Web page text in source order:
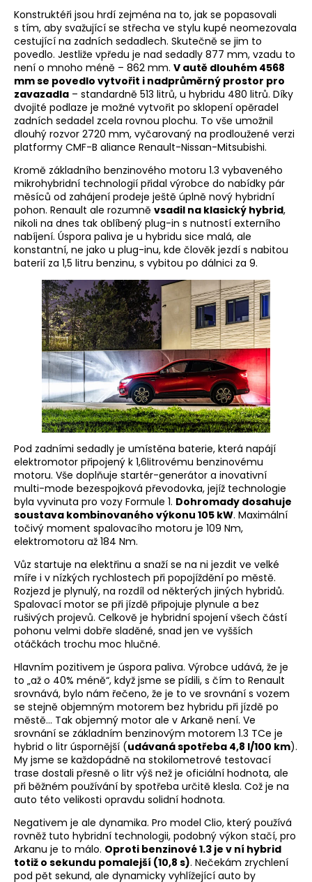
Konstruktéři jsou hrdí zejména na to, jak se popasovali
s tím, aby svažující se střecha ve stylu kupé neomezovala
cestující na zadních sedadlech. Skutečně se jim to
povedlo. Jestliže vpředu je nad sedadly 877 mm, vzadu to
není o mnoho méně – 862 mm. V autě dlouhém 4568
mm se povedlo vytvořit i nadprůměrný prostor pro
zavazadla – standardně 513 litrů, u hybridu 480 litrů. Díky
dvojité podlaze je možné vytvořit po sklopení opěradel
zadních sedadel zcela rovnou plochu. To vše umožnil
dlouhý rozvor 2720 mm, vyčarovaný na prodloužené verzi
platformy CMF-B aliance Renault-Nissan-Mitsubishi.
Kromě základního benzinového motoru 1.3 vybaveného
mikrohybridní technologií přidal výrobce do nabídky pár
měsíců od zahájení prodeje ještě úplně nový hybridní
pohon. Renault ale rozumně vsadil na klasický hybrid,
nikoli na dnes tak oblíbený plug-in s nutností externího
nabíjení. Úspora paliva je u hybridu sice malá, ale
konstantní, ne jako u plug-inu, kde člověk jezdí s nabitou
baterií za 1,5 litru benzinu, s vybitou po dálnici za 9.
Pod zadními sedadly je umístěna baterie, která napájí
elektromotor připojený k 1,6litrovému benzinovému
motoru. Vše doplňuje startér-generátor a inovativní
multi-mode bezespojková převodovka, jejíž technologie
byla vyvinuta pro vozy Formule 1. Dohromady dosahuje
soustava kombinovaného výkonu 105 kW. Maximální
točivý moment spalovacího motoru je 109 Nm,
elektromotoru až 184 Nm.
Vůz startuje na elektřinu a snaží se na ni jezdit ve velké
míře i v nízkých rychlostech při popojíždění po městě.
Rozjezd je plynulý, na rozdíl od některých jiných hybridů.
Spalovací motor se při jízdě připojuje plynule a bez
rušivých projevů. Celkově je hybridní spojení všech částí
pohonu velmi dobře sladěné, snad jen ve vyšších
otáčkách trochu moc hlučné.
Hlavním pozitivem je úspora paliva. Výrobce udává, že je
to „až o 40% méně“, když jsme se pídili, s čím to Renault
srovnává, bylo nám řečeno, že je to ve srovnání s vozem
se stejně objemným motorem bez hybridu při jízdě po
městě… Tak objemný motor ale v Arkaně není. Ve
srovnání se základním benzinovým motorem 1.3 TCe je
hybrid o litr úspornější (udávaná spotřeba 4,8 l/100 km).
My jsme se každopádně na stokilometrové testovací
trase dostali přesně o litr výš než je oficiální hodnota, ale
při běžném používání by spotřeba určitě klesla. Což je na
auto této velikosti opravdu solidní hodnota.
Negativem je ale dynamika. Pro model Clio, který používá
rovněž tuto hybridní technologii, podobný výkon stačí, pro
Arkanu je to málo. Oproti benzinové 1.3 je v ní hybrid
totiž o sekundu pomalejší (10,8 s). Nečekám zrychlení
pod pět sekund, ale dynamicky vyhlížející auto by